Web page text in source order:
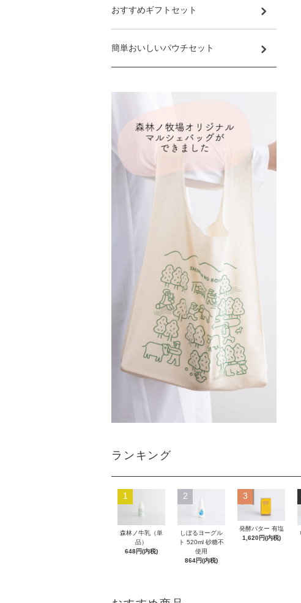
おすすめギフトセット
簡単おいしいパウチセット
ランキング
1
森林ノ牛乳（単
品）
648円(内税)
2
しぼるヨーグル
ト 520ml 砂糖不
使用
864円(内税)
3
発酵バター 有塩
1,620円(内税)